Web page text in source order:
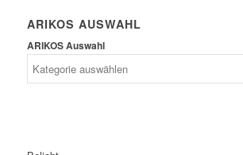
ARIKOS AUSWAHL
ARIKOS Auswahl